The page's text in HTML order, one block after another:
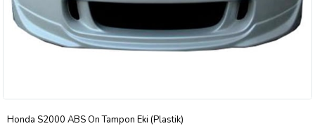
Honda S2000 ABS Ön Tampon Eki (Plastik)